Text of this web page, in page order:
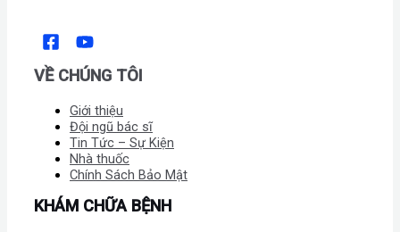
VỀ CHÚNG TÔI
Giới thiệu
Đội ngũ bác sĩ
Tin Tức – Sự Kiện
Nhà thuốc
Chính Sách Bảo Mật
KHÁM CHỮA BỆNH